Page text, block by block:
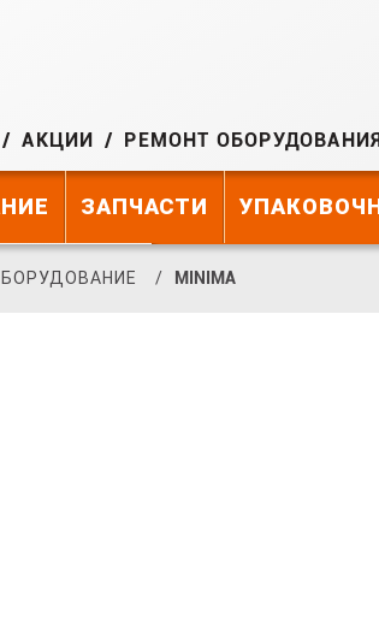
АКЦИИ РЕМОНТ
ЗАПЧАСТИ
MINIMA